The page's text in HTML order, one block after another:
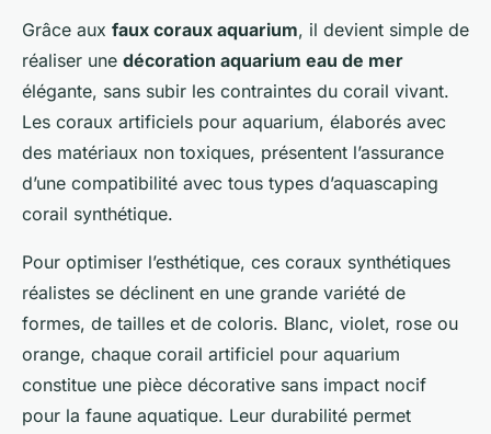
Grâce aux faux coraux aquarium, il devient simple de
réaliser une décoration aquarium eau de mer
élégante, sans subir les contraintes du corail vivant.
Les coraux artificiels pour aquarium, élaborés avec
des matériaux non toxiques, présentent l’assurance
d’une compatibilité avec tous types d’aquascaping
corail synthétique.
Pour optimiser l’esthétique, ces coraux synthétiques
réalistes se déclinent en une grande variété de
formes, de tailles et de coloris. Blanc, violet, rose ou
orange, chaque corail artificiel pour aquarium
constitue une pièce décorative sans impact nocif
pour la faune aquatique. Leur durabilité permet